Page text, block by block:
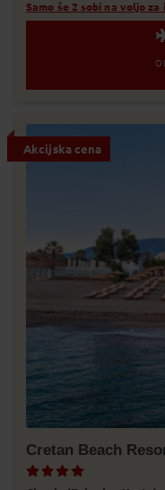
Samo še 2 sobi na voljo
Akcijska cena
Cretan Beach